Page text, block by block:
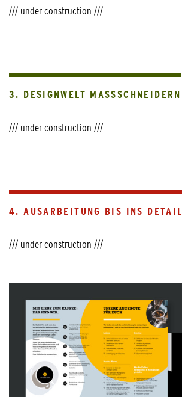
/// under construction ///
3. DESIGNWELT MASSSCHNEIDERN
/// under construction ///
4. AUSARBEITUNG BIS INS DETAIL
/// under construction ///